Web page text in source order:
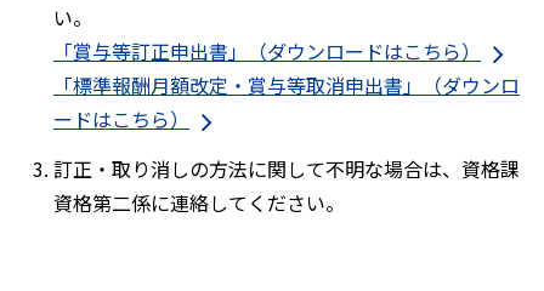
い。
「賞与等訂正申出書」（ダウンロードはこちら）
「標準報酬月額改定・賞与等取消申出書」（ダウンロ
ードはこちら）
訂正・取り消しの方法に関して不明な場合は、資格課
資格第二係に連絡してください。